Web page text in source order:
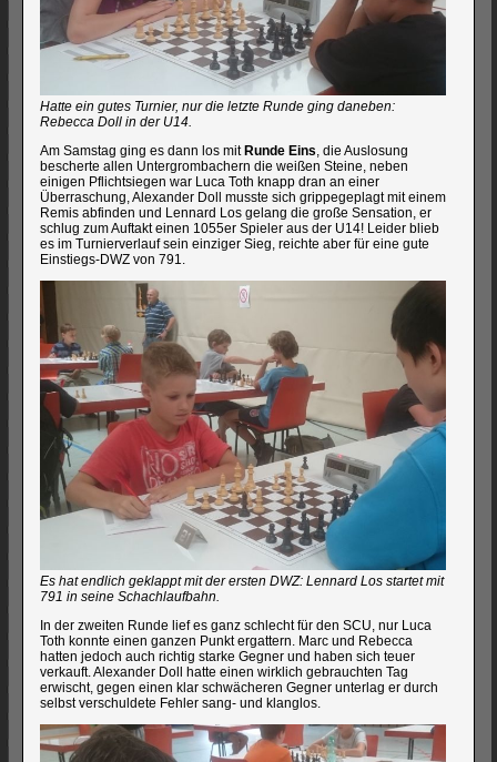
Hatte ein gutes Turnier, nur die letzte Runde ging daneben:
Rebecca Doll in der U14.
Am Samstag ging es dann los mit Runde Eins, die Auslosung
bescherte allen Untergrombachern die weißen Steine, neben
einigen Pflichtsiegen war Luca Toth knapp dran an einer
Überraschung, Alexander Doll musste sich grippegeplagt mit einem
Remis abfinden und Lennard Los gelang die große Sensation, er
schlug zum Auftakt einen 1055er Spieler aus der U14! Leider blieb
es im Turnierverlauf sein einziger Sieg, reichte aber für eine gute
Einstiegs-DWZ von 791.
Es hat endlich geklappt mit der ersten DWZ: Lennard Los startet mit
791 in seine Schachlaufbahn.
In der zweiten Runde lief es ganz schlecht für den SCU, nur Luca
Toth konnte einen ganzen Punkt ergattern. Marc und Rebecca
hatten jedoch auch richtig starke Gegner und haben sich teuer
verkauft. Alexander Doll hatte einen wirklich gebrauchten Tag
erwischt, gegen einen klar schwächeren Gegner unterlag er durch
selbst verschuldete Fehler sang- und klanglos.